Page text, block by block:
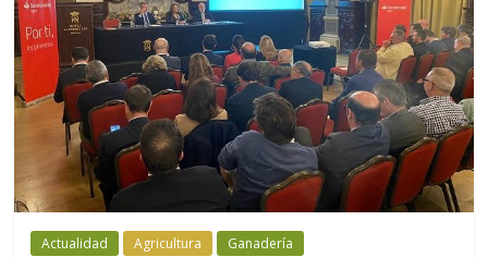
Actualidad Agricultura Ganadería